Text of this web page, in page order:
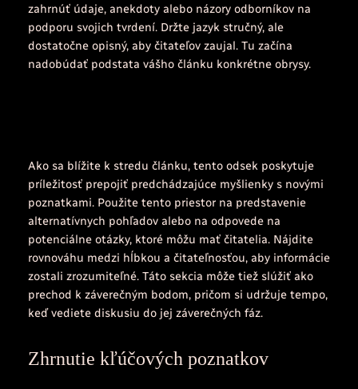
zahrnúť údaje, anekdoty alebo názory odborníkov na
podporu svojich tvrdení. Držte jazyk stručný, ale
dostatočne opisný, aby čitateľov zaujal. Tu začína
nadobúdať podstata vášho článku konkrétne obrysy.
Ako sa blížite k stredu článku, tento odsek poskytuje
príležitosť prepojiť predchádzajúce myšlienky s novými
poznatkami. Použite tento priestor na predstavenie
alternatívnych pohľadov alebo na odpovede na
potenciálne otázky, ktoré môžu mať čitatelia. Nájdite
rovnováhu medzi hĺbkou a čitateľnosťou, aby informácie
zostali zrozumiteľné. Táto sekcia môže tiež slúžiť ako
prechod k záverečným bodom, pričom si udržuje tempo,
keď vediete diskusiu do jej záverečných fáz.
Zhrnutie kľúčových poznatkov